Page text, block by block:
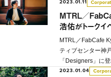
2023.01.11
MTRL／
浩佑がトークイ
MTRL／FabCafe
ティブセンター神
「Designers」に登
2023.01.04